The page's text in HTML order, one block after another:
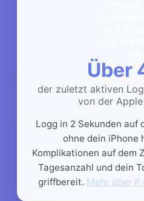
Über
der zuletzt aktiven
von der
Logg in 2 Sekunden auf
ohne dein iPhone
Komplikationen auf dem
Tagesanzahl und dein
griffbereit. Mehr über P